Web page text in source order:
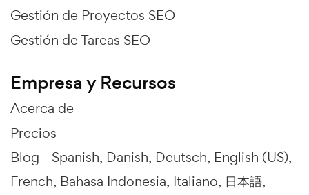
Gestión de Proyectos SEO
Gestión de Tareas SEO
Empresa y Recursos
Acerca de
Precios
Blog - Spanish Danish Deutsch English (US)
French Bahasa Indonesia Italiano 日本語